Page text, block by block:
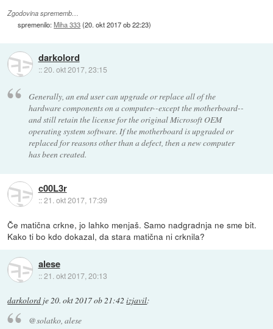
Zgodovina sprememb…
spremenilo:Miha 333(20. okt 2017 ob 22:23)
darkolord
::20. okt 2017, 23:15
Generally, an end user can upgrade or replace all of the
hardware components on a computer--except the motherboard--
and still retain the license for the original Microsoft OEM
operating system software. If the motherboard is upgraded or
replaced for reasons other than a defect, then a new computer
has been created.
c00L3r
::21. okt 2017, 17:39
Če matična crkne, jo lahko menjaš. Samo nadgradnja ne sme bit.
Kako ti bo kdo dokazal, da stara matična ni crknila?
alese
::21. okt 2017, 20:13
darkolord je20. okt 2017 ob 21:42 izjavil:
@solatko, alese